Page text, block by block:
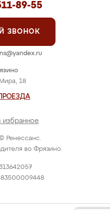
Ренессанс.
во Фрязино.
18
избранное
89-55
ЗВОНОК